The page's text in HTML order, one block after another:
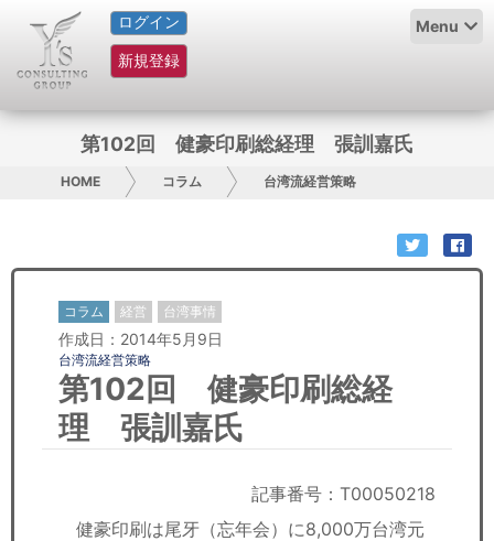
ログイン
新規登録
Menu
HOME
サービス紹介
コラム
グループ概要
日本人にPR
コンサルティング
リサーチ
第102回 健豪印刷総経理 張訓嘉氏
HOME コラム 台湾流経営策略
コラム 経営 台湾事情
作成日：2014年5月9日
台湾流経営策略
第102回 健豪印刷総経
理 張訓嘉氏
記事番号：T00050218
健豪印刷は尾牙（忘年会）に8,000万台湾元